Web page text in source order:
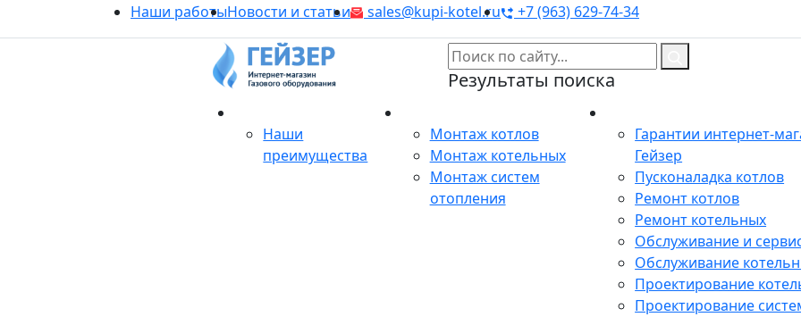
Наши работыНовости и статьи sales@kupi-kotel.ru +7 (963) 629-74-34
Результаты поиска
Наши
преимущества
Монтаж котлов
Монтаж котельных
Монтаж систем
отопления
Гарантии интернет-
Гейзер
Пусконаладка котлов
Ремонт котлов
Ремонт котельных
Обслуживание и
Обслуживание
Проектирование
Проектирование